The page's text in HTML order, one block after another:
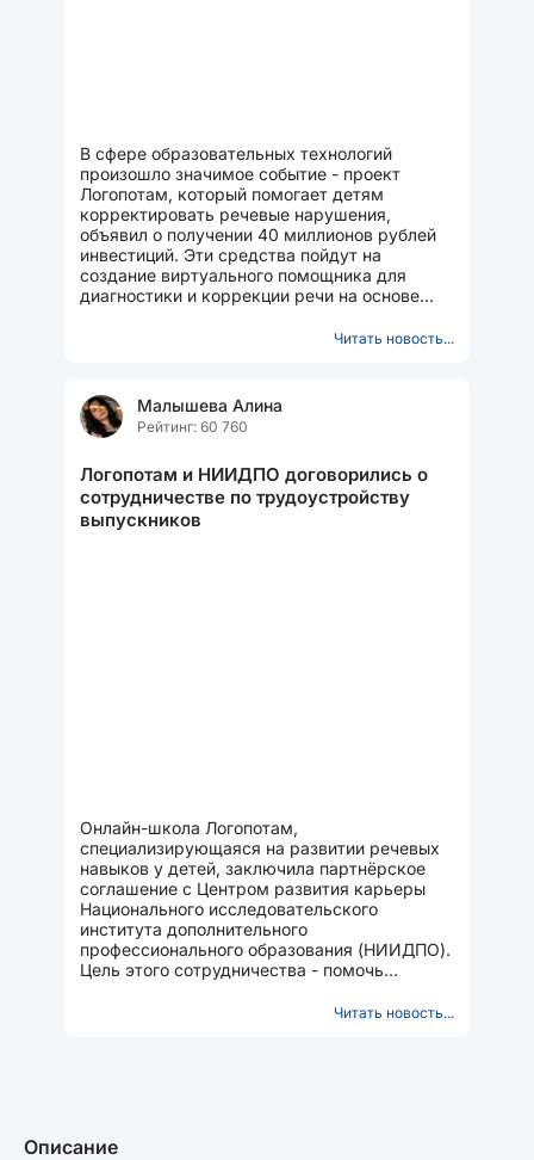
В сфере образовательных технологий
произошло значимое событие - проект
Логопотам, который помогает детям
корректировать речевые нарушения,
объявил о получении 40 миллионов рублей
инвестиций. Эти средства пойдут на
создание виртуального помощника для
диагностики и коррекции речи на основе
Читать новость...
Малышева Алина
Рейтинг: 60 760
Логопотам и НИИДПО договорились о
сотрудничестве по трудоустройству
выпускников
Онлайн-школа Логопотам,
специализирующаяся на развитии речевых
навыков у детей, заключила партнёрское
соглашение с Центром развития карьеры
Национального исследовательского
института дополнительного
профессионального образования (НИИДПО).
Цель этого сотрудничества - помочь
Читать новость...
Описание